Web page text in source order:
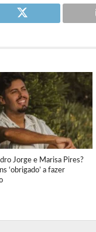
Jorge e Marisa Pires?
‘obrigado’ a fazer